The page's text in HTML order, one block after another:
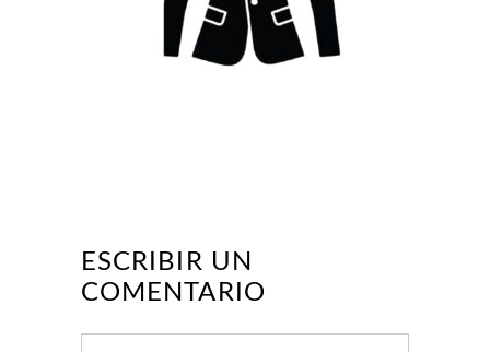
ESCRIBIR UN
COMENTARIO